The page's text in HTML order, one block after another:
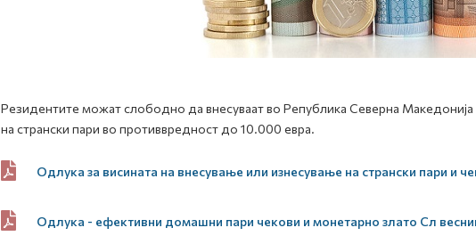
Резидентите можат слободно да внесуваат во Република Северна Македонија
на странски пари во противвредност до 10.000 евра.
Одлука за висината на внесување или изнесување на странски пари и
Одлука - ефективни домашни пари чекови и монетарно злато Сл